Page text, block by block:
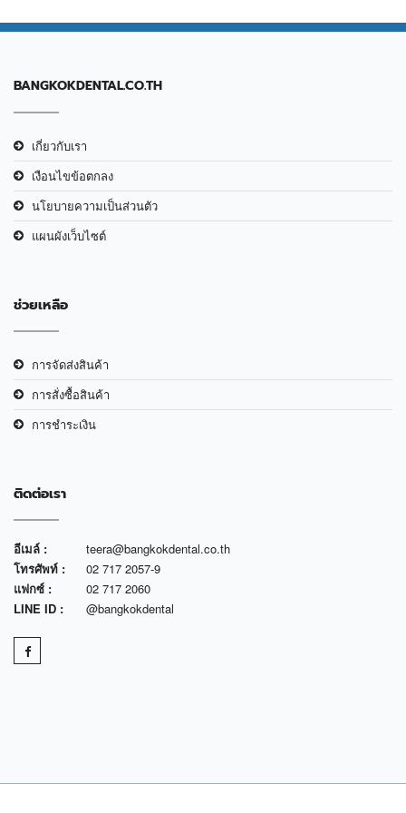
BANGKOKDENTAL.CO.TH
เกี่ยวกับเรา
เงือนไขข้อตกลง
นโยบายความเป็นส่วนตัว
แผนผังเว็บไซต์
ช่วยเหลือ
การจัดส่งสินค้า
การสั่งซื้อสินค้า
การชำระเงิน
ติดต่อเรา
อีเมล์ :
teera@bangkokdental.co.th
โทรศัพท์ :
02 717 2057-9
แฟกซ์ :
02 717 2060
LINE ID :
@bangkokdental